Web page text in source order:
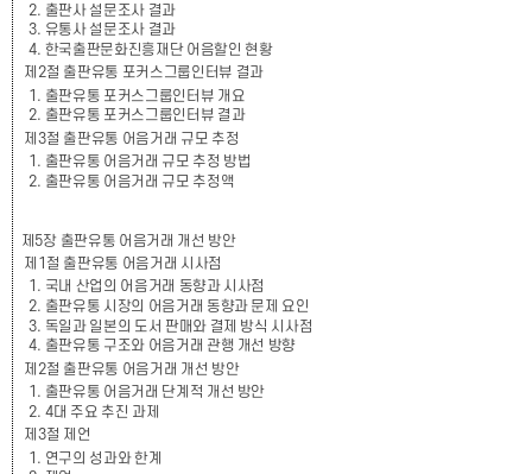
2. 출판사 설문조사 결과
3. 유통사 설문조사 결과
4. 한국출판문화진흥재단 어음할인 현황
제 2절 출판유통 포커스그룹인터뷰 결과
1. 출판유통 포커스그룹인터뷰 개요
2. 출판유통 포커스그룹인터뷰 결과
제3절 출판유통 어음거래 규모 추정
1. 출판유통 어음거래 규모 추정 방법
2. 출판유통 어음거래 규모 추정액
제 5장 출판유통 어음거래 개선 방안
제 1 절 출판유통 어음거래 시사점
1. 국내 산업의 어음거래 동향과 시사점
2. 출판유통 시장의 어음거래 동향과 문제 요인
3. 독일과 일본의 도서 판매와 결제 방식 시사점
4. 출판유통 구조와 어음거래 관행 개선 방향
제 2절 출판유통 어음거래 개선 방안
1. 출판유통 어음거래 단계적 개선 방안
2. 4대 주요 추진 과제
제3절 제언
1. 연구의 성과와 한계